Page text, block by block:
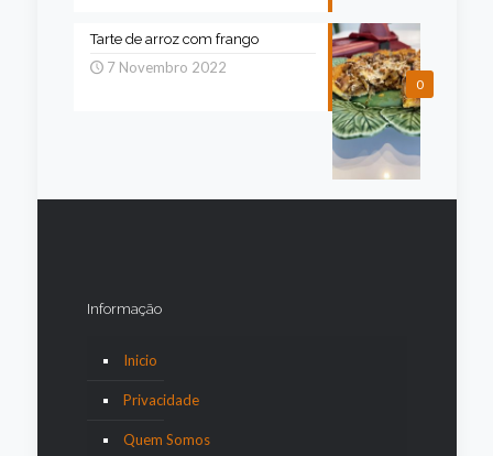
0
Tarte de arroz com frango
7 Novembro 2022
Informação
Inicio
Privacidade
Quem Somos